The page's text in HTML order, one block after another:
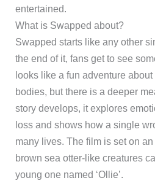
entertained.
What is Swapped about?
Swapped starts like any other
the end of it, fans get to see
looks like a fun adventure
bodies, but there is a deeper
story develops, it explores
loss and shows how a single
many lives. The film is set on
brown sea otter-like creatures
young one named ‘Ollie’.